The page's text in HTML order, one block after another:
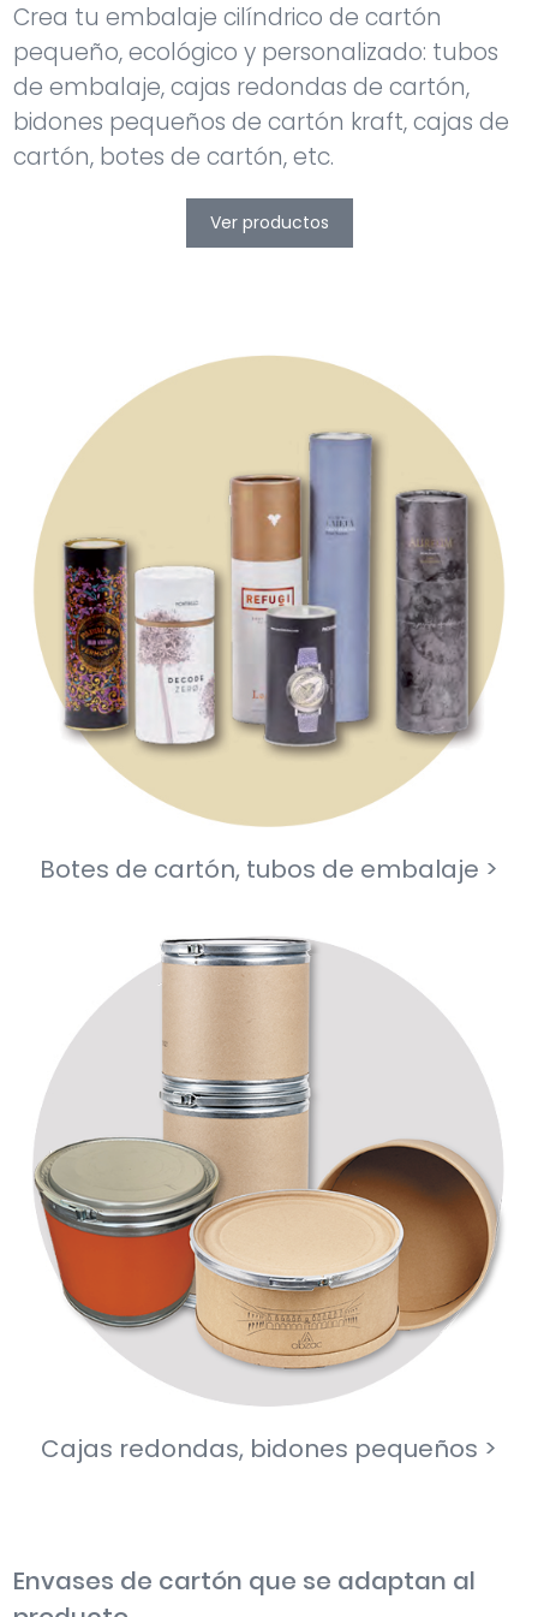
Crea tu embalaje cilíndrico de cartón
pequeño, ecológico y personalizado: tubos
de embalaje, cajas redondas de cartón,
bidones pequeños de cartón kraft, cajas de
cartón, botes de cartón, etc.
Ver productos
Botes de cartón, tubos de embalaje >
Cajas redondas, bidones pequeños >
Envases de cartón que se adaptan al